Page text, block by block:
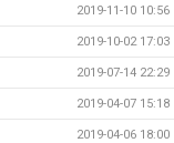
2019-11-10 10:56
2019-10-02 17:03
2019-07-14 22:29
2019-04-07 15:18
2019-04-06 18:00